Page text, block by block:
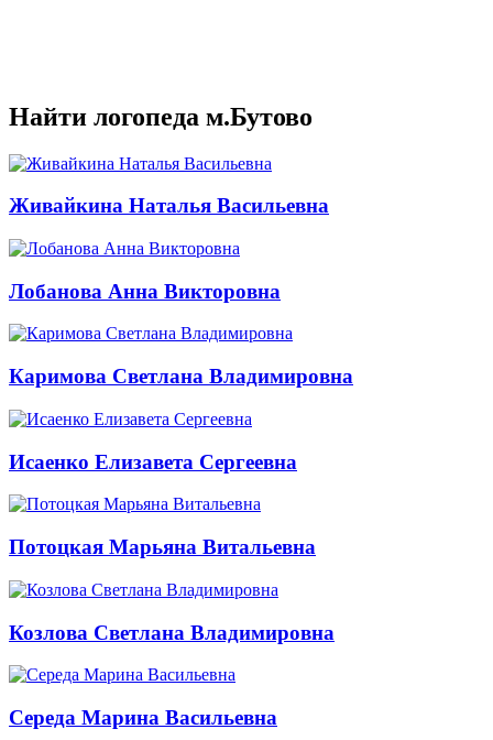
Найти логопеда м.Бутово
Живайкина Наталья Васильевна
Лобанова Анна Викторовна
Каримова Светлана Владимировна
Исаенко Елизавета Сергеевна
Потоцкая Марьяна Витальевна
Козлова Светлана Владимировна
Середа Марина Васильевна